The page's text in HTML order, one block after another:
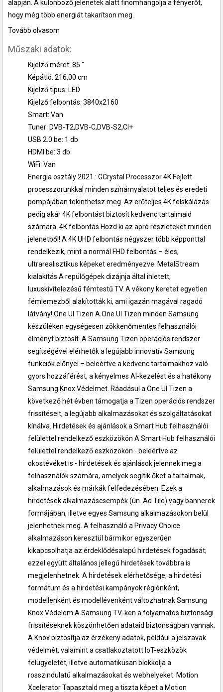
alapján. A különböző jelenetek alatt finomhangolja a fényerőt,
hogy még több energiát takarítson meg.
Tovább olvasom
Műszaki adatok:
Kijelző méret: 85 "
Képátló: 216,00 cm
Kijelző típus: LED
Kijelző felbontás: 3840x2160
Smart: Van
Tuner: DVB-T2,DVB-C,DVB-S2,CI+
USB 2.0 be: 1 db
HDMI be: 3 db
WiFi: Van
Energia osztály 2021.: GCrystal Processzor 4K Fejlett
processzorunkkal minden színárnyalatot teljes és eredeti
pompájában tekinthetsz meg. Az erőteljes 4K felskálázás
pedig akár 4K felbontást biztosít kedvenc tartalmaid
számára. 4K felbontás Hozd ki az apró részleteket minden
jelenetből! A 4K UHD felbontás négyszer több képponttal
rendelkezik, mint a normál FHD felbontás – éles,
ultrarealisztikus képeket eredményezve. MetalStream
kialakítás A repülőgépek dizájnja által ihletett,
luxuskivitelezésű fémtestű TV. A vékony keretet egyetlen
fémlemezből alakították ki, ami igazán magával ragadó
látvány! One UI Tizen A One UI Tizen minden Samsung
készüléken egységesen zökkenőmentes felhasználói
élményt biztosít. A Samsung Tizen operációs rendszer
segítségével elérhetők a legújabb innovatív Samsung
funkciók előnyei – beleértve a kedvenc tartalmakhoz való
gyors hozzáférést, a kényelmes AI-kezelést és a hatékony
Samsung Knox Védelmet. Ráadásul a One UI Tizen a
következő hét évben támogatja a Tizen operációs rendszer
frissítéseit, a legújabb alkalmazásokat és szolgáltatásokat
kínálva. Hirdetések és ajánlások a Smart Hub felhasználói
felülettel rendelkező eszközökön A Smart Hub felhasználói
felülettel rendelkező eszközökön - beleértve az
okostévéket is - hirdetések és ajánlások jelennek meg a
felhasználók számára, amelyek segítik őket a tartalmak,
alkalmazások és márkák felfedezésében. Ezek a
hirdetések alkalmazáscsempék (ún. Ad Tile) vagy bannerek
formájában, illetve egyes Samsung alkalmazásokon belül
jelenhetnek meg. A felhasználó a Privacy Choice
alkalmazáson keresztül bármikor egyszerűen
kikapcsolhatja az érdeklődésalapú hirdetések fogadását;
ezzel együtt általános jellegű hirdetések továbbra is
megjelenhetnek. A hirdetések elérhetősége, a hirdetési
formátum és a hirdetési kampányok régiónként,
modellenként és modellévenként változhatnak Samsung
Knox Védelem A Samsung TV-ken a folyamatos biztonsági
frissítéseknek köszönhetően adataid biztonságban vannak.
A Knox biztosítja az érzékeny adatok, például a jelszavak
védelmét, valamint a csatlakoztatott IoT-eszközök
felügyeletét, illetve automatikusan blokkolja a
rosszindulatú alkalmazásokat és webhelyeket. Motion
Xcelerator Tapasztald meg a tiszta képet a Motion